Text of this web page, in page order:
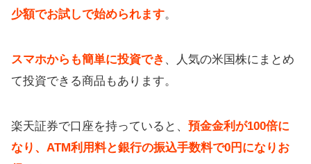
少額でお試しで始められます。
スマホからも簡単に投資でき 、人気の米国株にまとめ
て投資できる商品もあります。
楽天証券で口座を持っていると、 預金金利が100倍に
なり、ATM利用料と銀行の振込手数料で0円になりお